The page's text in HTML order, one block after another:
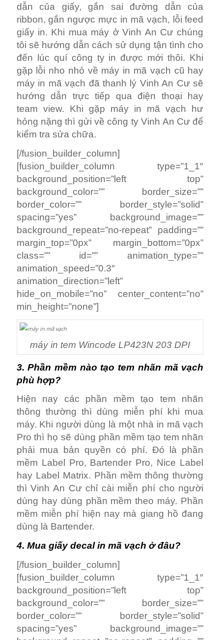
dẫn của giấy, gắn sai đường dẫn của
ribbon, gắn ngược mực in mã vạch, lỗi feed
giấy in. Khi mua máy ở Vinh An Cư chúng
tôi sẽ hướng dẫn cách sử dụng tận tình cho
đến lúc quí công ty in được mới thôi. Khi
gặp lỗi nho nhỏ về máy in mã vạch cũ hay
máy in mã vạch đã thanh lý Vinh An Cư sẽ
hướng dẫn trực tiếp qua điện thoại hay
team view. Khi gặp máy in mã vạch hư
hỏng nặng thì gửi về công ty Vinh An Cư để
kiểm tra sửa chữa.
[/fusion_builder_column]
[fusion_builder_column type=”1_1″
background_position=”left top”
background_color=”” border_size=””
border_color=”” border_style=”solid”
spacing=”yes” background_image=””
background_repeat=”no-repeat” padding=””
margin_top=”0px” margin_bottom=”0px”
class=”” id=”” animation_type=””
animation_speed=”0.3″
animation_direction=”left”
hide_on_mobile=”no” center_content=”no”
min_height=”none”]
máy in tem Wincode LP423N 203 DPI
3. Phần mềm nào tạo tem nhãn mã vạch
phù hợp?
Hiện nay các phần mềm tạo tem nhãn
thông thường thì dùng miễn phí khi mua
máy. Khi người dùng là một nhà in mã vạch
Pro thì họ sẽ dùng phần mềm tạo tem nhãn
phải mua bản quyền có phí. Đó là phần
mềm Label Pro, Bartender Pro, Nice Label
hay Label Matrix. Phần mềm thông thường
thì Vinh An Cư chỉ cài miễn phí cho người
dùng hay dùng phần mềm theo máy. Phần
mềm miễn phí hiện nay mà giang hồ đang
dùng là Bartender.
4. Mua giấy decal in mã vạch ở đâu?
[/fusion_builder_column]
[fusion_builder_column type=”1_1″
background_position=”left top”
background_color=”” border_size=””
border_color=”” border_style=”solid”
spacing=”yes” background_image=””